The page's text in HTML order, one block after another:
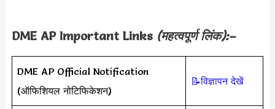
DME AP Important Links (महत्वपूर्ण लिंक):–
DME AP Official Notification
(ऑफिशियल नोटिफिकेशन)
📝विज्ञापन देखें